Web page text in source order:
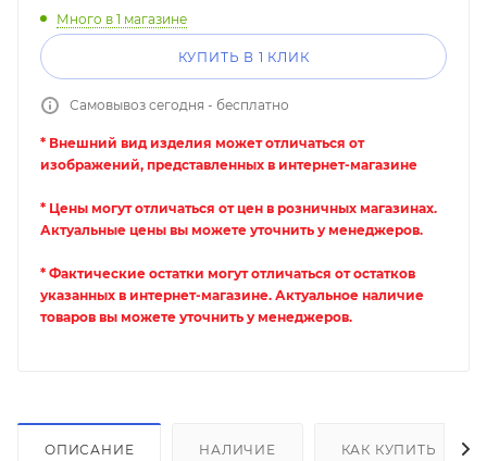
Много в 1 магазине
КУПИТЬ В 1 КЛИК
Самовывоз сегодня - бесплатно
* Внешний вид изделия может отличаться от
изображений, представленных в интернет-магазине
* Цены могут отличаться от цен в розничных магазинах.
Актуальные цены вы можете уточнить у менеджеров.
* Фактические остатки могут отличаться от остатков
указанных в интернет-магазине. Актуальное наличие
товаров вы можете уточнить у менеджеров.
ОПИСАНИЕ НАЛИЧИЕ КАК КУПИТЬ